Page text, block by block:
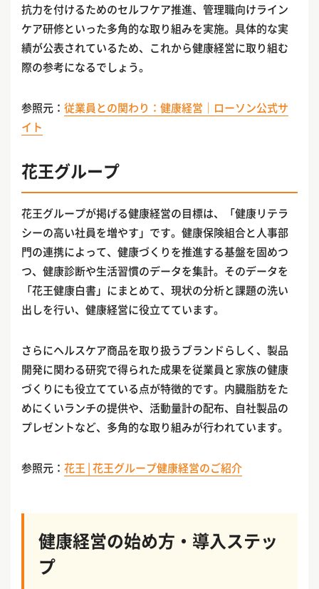
抗力を付けるためのセルフケア推進、管理職向けライン
ケア研修といった多角的な取り組みを実施。具体的な実
績が公表されているため、これから健康経営に取り組む
際の参考になるでしょう。
参照元： 従業員との関わり：健康経営｜ローソン公式サ
イト
花王グループ
花王グループが掲げる健康経営の目標は、「健康リテラ
シーの高い社員を増やす」です。健康保険組合と人事部
門の連携によって、健康づくりを推進する基盤を固めつ
つ、健康診断や生活習慣のデータを集計。そのデータを
「花王健康白書」にまとめて、現状の分析と課題の洗い
出しを行い、健康経営に役立てています。
さらにヘルスケア商品を取り扱うブランドらしく、製品
開発に関わる研究で得られた成果を従業員と家族の健康
づくりにも役立てている点が特徴的です。内臓脂肪をた
めにくいランチの提供や、活動量計の配布、自社製品の
プレゼントなど、多角的な取り組みが行われています。
参照元： 花王 | 花王グループ健康経営のご紹介
健康経営の始め方・導入ステッ
プ